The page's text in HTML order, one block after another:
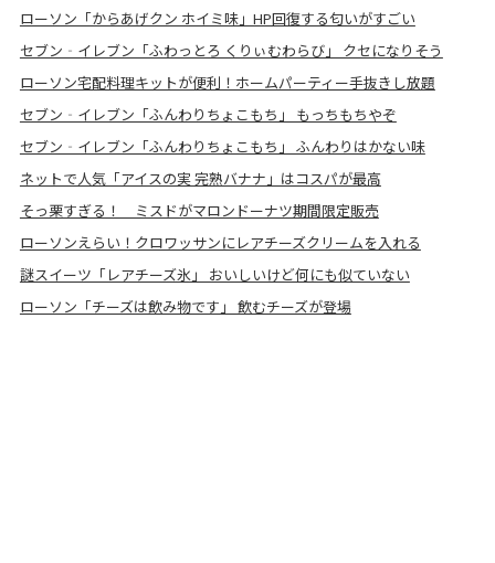
ローソン「からあげクン ホイミ味」HP回復する匂いがすごい
セブン‐イレブン「ふわっとろ くりぃむわらび」 クセになりそう
ローソン宅配料理キットが便利！ホームパーティー手抜きし放題
セブン‐イレブン「ふんわりちょこもち」 もっちもちやぞ
セブン‐イレブン「ふんわりちょこもち」 ふんわりはかない味
ネットで人気「アイスの実 完熟バナナ」はコスパが最高
そっ栗すぎる！ ミスドがマロンドーナツ期間限定販売
ローソンえらい！クロワッサンにレアチーズクリームを入れる
謎スイーツ「レアチーズ氷」 おいしいけど何にも似ていない
ローソン「チーズは飲み物です」 飲むチーズが登場